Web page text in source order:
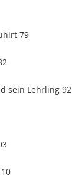
79
sein Lehrling 92